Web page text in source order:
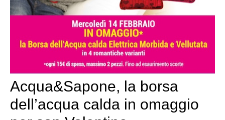
Acqua&Sapone, la borsa
dell’acqua calda in omaggio